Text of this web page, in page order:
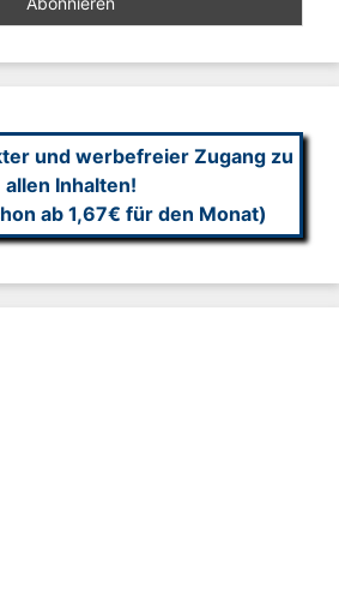
und werbefreier Zugang zu
allen Inhalten!
ab 1,67€ für den Monat)